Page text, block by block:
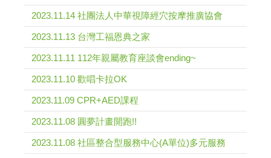
2023.11.14 社團法人中華視障經穴按摩推廣協會
2023.11.13 台灣工福恩典之家
2023.11.11 112年親屬教育座談會ending~
2023.11.10 歡唱卡拉OK
2023.11.09 CPR+AED課程
2023.11.08 圓夢計畫開跑!!
2023.11.08 社區整合型服務中心(A單位)多元服務